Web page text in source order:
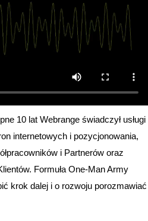
10 lat Webrange świadczył usługi
internetowych i pozycjonowania,
i Partnerów oraz
Formuła One-Man Army
krok dalej i o rozwoju porozmawiać